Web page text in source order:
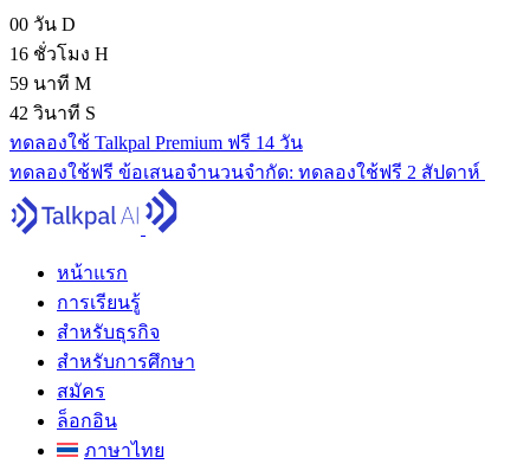
00 วัน D
16 ชั่วโมง H
59 นาที M
41 วินาที S
ทดลองใช้ Talkpal Premium ฟรี 14 วัน
ทดลองใช้ฟรี ข้อเสนอจํานวนจํากัด: ทดลองใช้ฟรี 2 สัปดาห์
หน้าแรก
การเรียนรู้
สำหรับธุรกิจ
สำหรับการศึกษา
สมัคร
ล็อกอิน
ภาษาไทย